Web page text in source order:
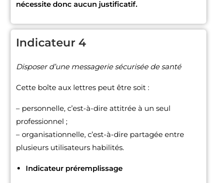
nécessite donc aucun justificatif.
Indicateur 4
Disposer d’une messagerie sécurisée de santé
Cette boîte aux lettres peut être soit :
– personnelle, c’est-à-dire attitrée à un seul
professionnel ;
– organisationnelle, c’est-à-dire partagée entre
plusieurs utilisateurs habilités.
Indicateur préremplissage